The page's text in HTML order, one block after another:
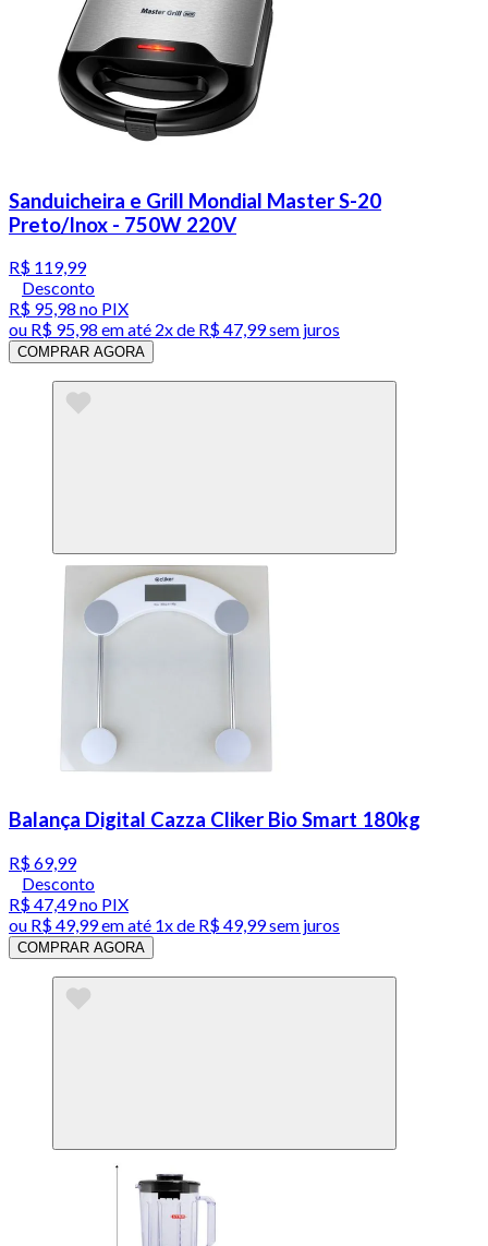
Sanduicheira e Grill Mondial Master S-20
Preto/Inox - 750W 220V
R$ 119,99
Desconto
R$ 95,98 no PIX
ou R$ 95,98 em até 2x de R$ 47,99 sem juros
COMPRAR AGORA
Balança Digital Cazza Cliker Bio Smart 180kg
R$ 69,99
Desconto
R$ 47,49no PIX
ou R$ 49,99em até 1x de R$ 49,99sem juros
COMPRAR AGORA